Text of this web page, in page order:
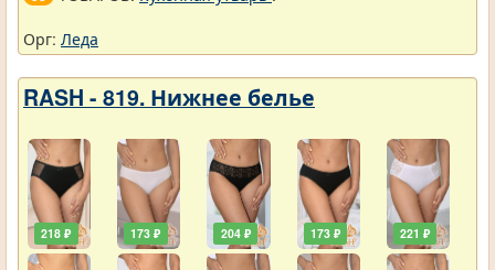
Орг: Леда
RASH - 819. Нижнее белье
218 ₽ 173 ₽ 204 ₽ 173 ₽ 221 ₽